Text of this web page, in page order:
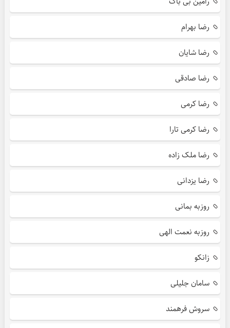
رضا بهرام
رضا شایان
رضا صادقی
رضا کرمی
رضا کرمی تارا
رضا ملک زاده
رضا یزدانی
روزبه بمانی
روزبه نعمت الهی
زانکو
سامان جلیلی
سروش فرهمند